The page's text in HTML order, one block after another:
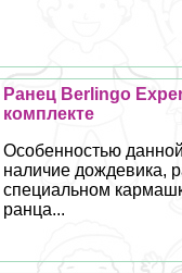
Ранец Berlingo
комплекте
Особенностью
наличие дождевика,
специальном
ранца...